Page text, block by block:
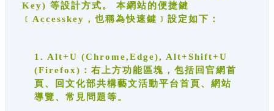
Key) 等設計方式。 本網站的便捷鍵
﹝Accesskey，也稱為快速鍵﹞設定如下：
1. Alt+U (Chrome,Edge), Alt+Shift+U
(Firefox)：右上方功能區塊，包括回官網首
頁、回文化部共構藝文活動平台首頁、網站
導覽、常見問題等。